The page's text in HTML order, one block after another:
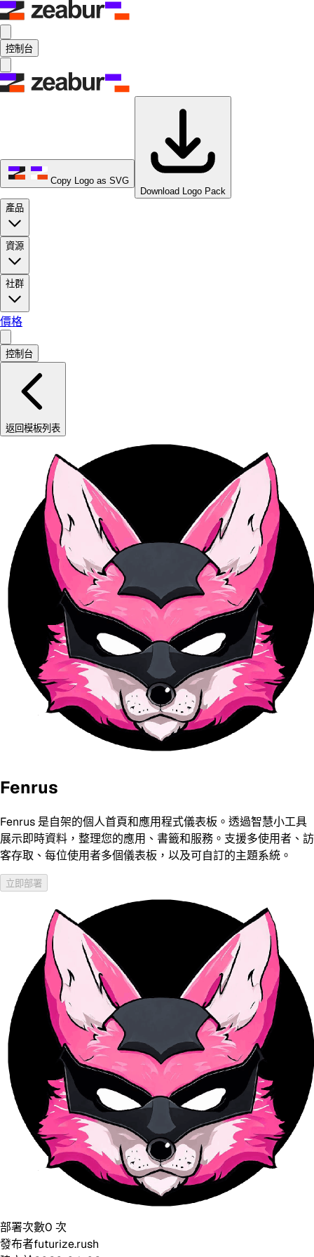
控制台
Copy Logo as SVG
Download Logo Pack
產品
資源
社群
價格
控制台
返回模板列表
Fenrus
Fenrus 是自架的個人首頁和應用程式儀表板。透過智慧小工具
展示即時資料，整理您的應用、書籤和服務。支援多使用者、訪
客存取、每位使用者多個儀表板，以及可自訂的主題系統。
立即部署
部署次數0 次
發布者futurize.rush